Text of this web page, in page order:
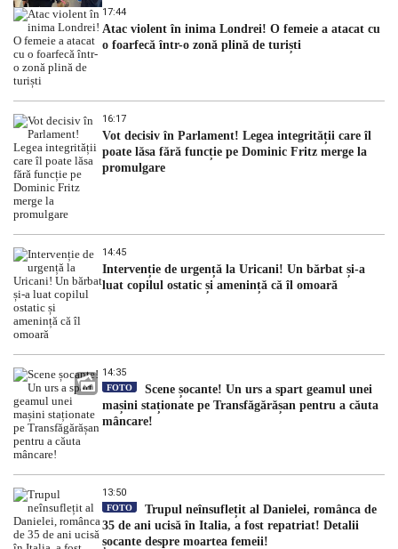
17:44
Atac violent în inima Londrei! O femeie a atacat cu
o foarfecă într-o zonă plină de turiști
16:17
Vot decisiv în Parlament! Legea integrității care îl
poate lăsa fără funcție pe Dominic Fritz merge la
promulgare
14:45
Intervenție de urgență la Uricani! Un bărbat și-a
luat copilul ostatic și amenință că îl omoară
14:35
FOTO
Scene șocante! Un urs a spart geamul unei
mașini staționate pe Transfăgărășan pentru a căuta
mâncare!
13:50
FOTO
Trupul neînsuflețit al Danielei, românca de
35 de ani ucisă în Italia, a fost repatriat! Detalii
șocante despre moartea femeii!